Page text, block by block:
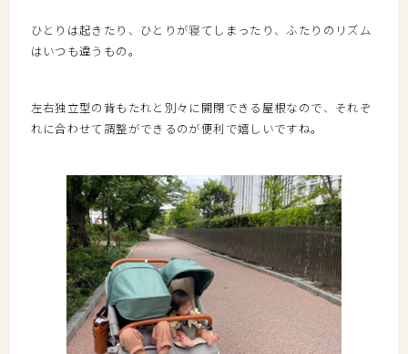
ひとりは起きたり、ひとりが寝てしまったり、ふたりのリズム
はいつも違うもの。
左右独立型の背もたれと別々に開閉できる屋根なので、それぞ
れに合わせて調整ができるのが便利で嬉しいですね。